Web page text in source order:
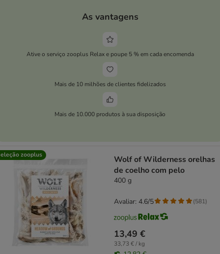
As vantagens
Ative o serviço zooplus Relax e poupe 5 % em cada encomenda
Mais de 10 milhões de clientes fidelizados
Mais de 10.000 produtos à sua disposição
zooplus
Wolf of Wilderness orelhas
de coelho com pelo
400 g
13,49 €
33,73 € / kg
Avaliar: 4.6/5 (581)